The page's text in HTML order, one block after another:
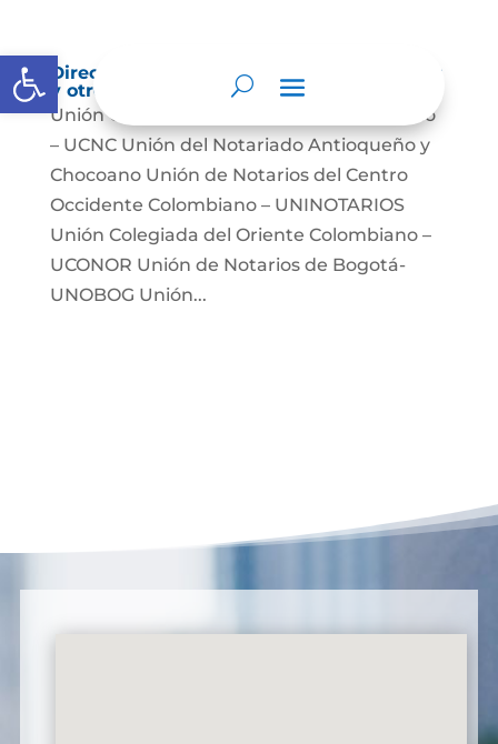
Abrir barra de herramientas
Directorio de agremiaciones, asociaciones
y otros grupos de interés
Unión Colegiada de Notariado Colombiano
– UCNC Unión del Notariado Antioqueño y
Chocoano Unión de Notarios del Centro
Occidente Colombiano – UNINOTARIOS
Unión Colegiada del Oriente Colombiano –
UCONOR Unión de Notarios de Bogotá-
UNOBOG Unión...